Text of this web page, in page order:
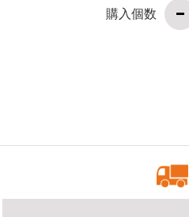
購入個数